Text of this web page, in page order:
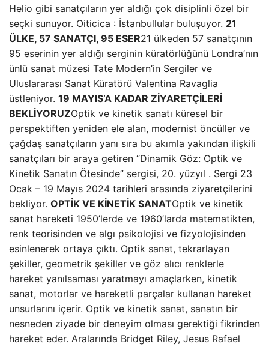
Helio gibi sanatçıların yer aldığı çok disiplinli özel bir
seçki sunuyor. Oiticica : İstanbullular buluşuyor. 21
ÜLKE, 57 SANATÇI, 95 ESER21 ülkeden 57 sanatçının
95 eserinin yer aldığı serginin küratörlüğünü Londra’nın
ünlü sanat müzesi Tate Modern’in Sergiler ve
Uluslararası Sanat Küratörü Valentina Ravaglia
üstleniyor. 19 MAYIS’A KADAR ZİYARETÇİLERİ
BEKLİYORUZOptik ve kinetik sanatı küresel bir
perspektiften yeniden ele alan, modernist öncüller ve
çağdaş sanatçıların yanı sıra bu akımla yakından ilişkili
sanatçıları bir araya getiren “Dinamik Göz: Optik ve
Kinetik Sanatın Ötesinde” sergisi, 20. yüzyıl . Sergi 23
Ocak – 19 Mayıs 2024 tarihleri ​​arasında ziyaretçilerini
bekliyor. OPTİK VE KİNETİK SANATOptik ve kinetik
sanat hareketi 1950’lerde ve 1960’larda matematikten,
renk teorisinden ve algı psikolojisi ve fizyolojisinden
esinlenerek ortaya çıktı. Optik sanat, tekrarlayan
şekiller, geometrik şekiller ve göz alıcı renklerle
hareket yanılsaması yaratmayı amaçlarken, kinetik
sanat, motorlar ve hareketli parçalar kullanan hareket
unsurlarını içerir. Optik ve kinetik sanat, sanatın bir
nesneden ziyade bir deneyim olması gerektiği fikrinden
hareket eder. Aralarında Bridget Riley, Jesus Rafael